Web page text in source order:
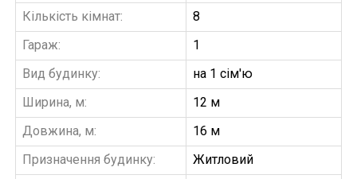
Кількість кімнат:
8
Гараж:
1
Вид будинку:
на 1 сім'ю
Ширина, м:
12 м
Довжина, м:
16 м
Призначення будинку:
Житловий